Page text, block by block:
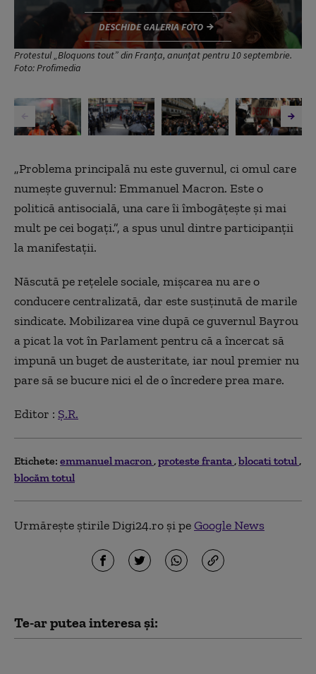
Protestul „Bloquons tout” din Franța, anunțat pentru 10 septembrie.
Foto: Profimedia
DESCHIDE GALERIA FOTO
„Problema principală nu este guvernul, ci omul care
numește guvernul: Emmanuel Macron. Este o
politică antisocială, una care îi îmbogățește și mai
mult pe cei bogați.”, a spus unul dintre participanții
la manifestații.
Născută pe rețelele sociale, mișcarea nu are o
conducere centralizată, dar este susținută de marile
sindicate. Mobilizarea vine după ce guvernul Bayrou
a picat la vot în Parlament pentru că a încercat să
impună un buget de austeritate, iar noul premier nu
pare să se bucure nici el de o încredere prea mare.
Editor : Ș.R.
Etichete: emmanuel macron proteste franta blocati totul
blocăm totul
Urmărește știrile Digi24.ro și peGoogle News
Te-ar putea interesa și: